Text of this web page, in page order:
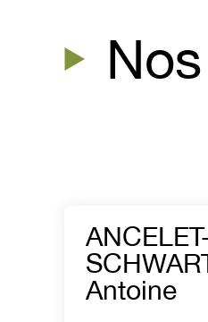
Antoine